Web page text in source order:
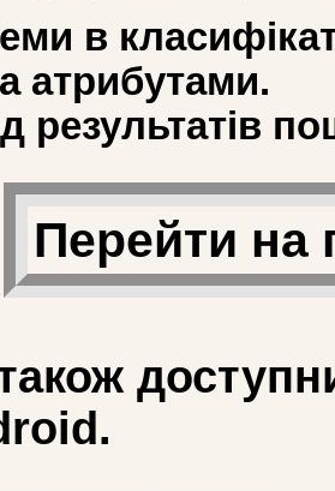
в
атрибутами.
результатів
Перейти на